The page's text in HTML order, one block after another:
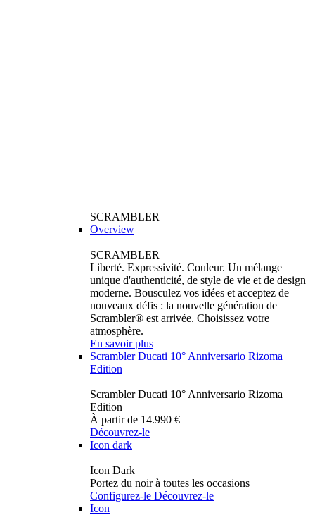
SCRAMBLER
Overview
SCRAMBLER
Liberté. Expressivité. Couleur. Un mélange
unique d'authenticité, de style de vie et de design
moderne. Bousculez vos idées et acceptez de
nouveaux défis : la nouvelle génération de
Scrambler® est arrivée. Choisissez votre
atmosphère.
En savoir plus
Scrambler Ducati 10° Anniversario Rizoma
Edition
Scrambler Ducati 10° Anniversario Rizoma
Edition
À partir de 14.990 €
Découvrez-le
Icon dark
Icon Dark
Portez du noir à toutes les occasions
Configurez-le Découvrez-le
Icon